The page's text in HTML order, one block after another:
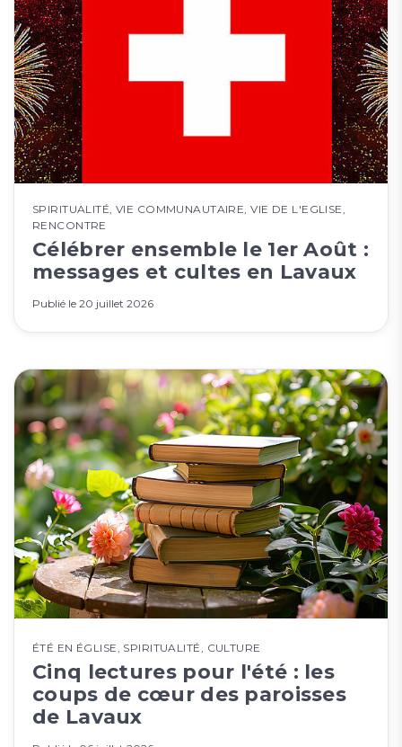
SPIRITUALITÉ ,VIE COMMUNAUTAIRE ,VIE DE L'EGLISE
RENCONTRE
Célébrer ensemble le 1er Août :
messages et cultes en Lavaux
Publié le 20 juillet 2026
ÉTÉ EN ÉGLISE, SPIRITUALITÉ, CULTURE
Cinq lectures pour l'été : les
coups de cœur des paroisses
de Lavaux